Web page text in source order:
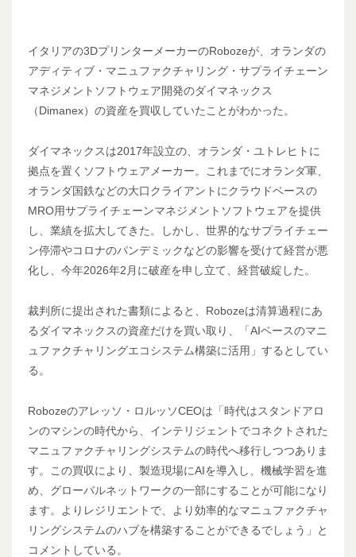
イタリアの3DプリンターメーカーのRobozeが、オランダの
アディティブ・マニュファクチャリング・サプライチェーン
マネジメントソフトウェア開発のダイマネックス
（Dimanex）の資産を買収していたことがわかった。
ダイマネックスは2017年設立の、オランダ・ユトレヒトに
拠点を置くソフトウェアメーカー。これまでにオランダ軍、
オランダ国鉄などの大口クライアントにクラウドベースの
MRO用サプライチェーンマネジメントソフトウェアを提供
し、業績を拡大してきた。しかし、世界的なサプライチェー
ン停滞やコロナのパンデミックなどの影響を受けて経営が悪
化し、今年2026年2月に破産を申し立て、経営破綻した。
裁判所に提出された書類によると、Robozeは清算過程にあ
るダイマネックスの資産だけを買い取り、「AIベースのマニ
ュファクチャリングエコシステム構築に活用」するとしてい
る。
Robozeのアレッソ・ロルッソCEOは「時代はスタンドアロ
ンのマシンの時代から、インテリジェントでコネクトされた
マニュファクチャリングシステムの時代へ移行しつつありま
す。この買収により、製造現場にAIを導入し、機械学習を進
め、グローバルネットワークの一部にすることが可能になり
ます。よりレジリエントで、より効率的なマニュファクチャ
リングシステムのハブを構築することができるでしょう」と
コメントしている。